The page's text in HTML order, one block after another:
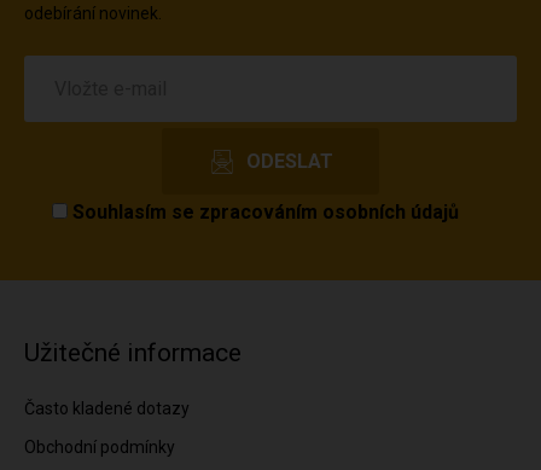
odebírání novinek.
Souhlasím se zpracováním osobních údajů
Užitečné informace
Často kladené dotazy
Obchodní podmínky